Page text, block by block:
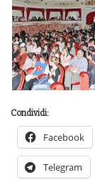
Condividi:
Facebook
Telegram